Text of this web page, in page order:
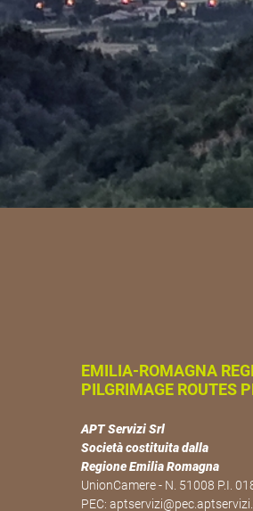
EMILIA-ROMAGNA
PILGRIMAGE ROUTES
APT Servizi Srl
Società costituita dalla
Regione Emilia Romagna
UnionCamere - N. 51008 P.I.
PEC: